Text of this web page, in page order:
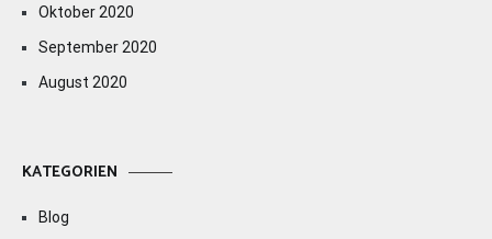
Oktober 2020
September 2020
August 2020
KATEGORIEN
Blog